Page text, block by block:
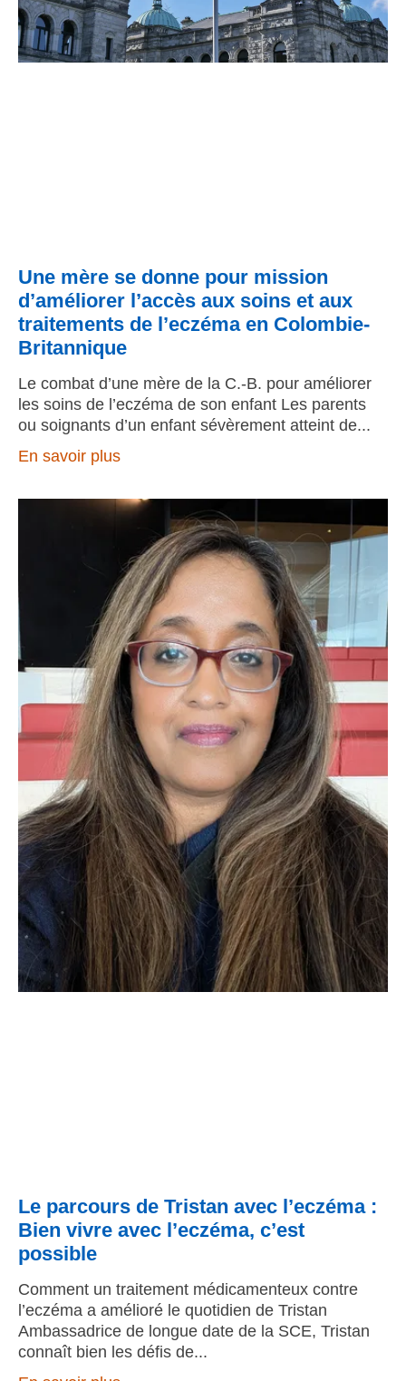
Une mère se donne pour mission
d’améliorer l’accès aux soins et aux
traitements de l’eczéma en Colombie-
Britannique
Le combat d’une mère de la C.-B. pour améliorer
les soins de l’eczéma de son enfant Les parents
ou soignants d’un enfant sévèrement atteint de
En savoir plus
Le parcours de Tristan avec l’eczéma :
Bien vivre avec l’eczéma, c’est
possible
Comment un traitement médicamenteux contre
l’eczéma a amélioré le quotidien de Tristan
Ambassadrice de longue date de la SCE, Tristan
connaît bien les défis de